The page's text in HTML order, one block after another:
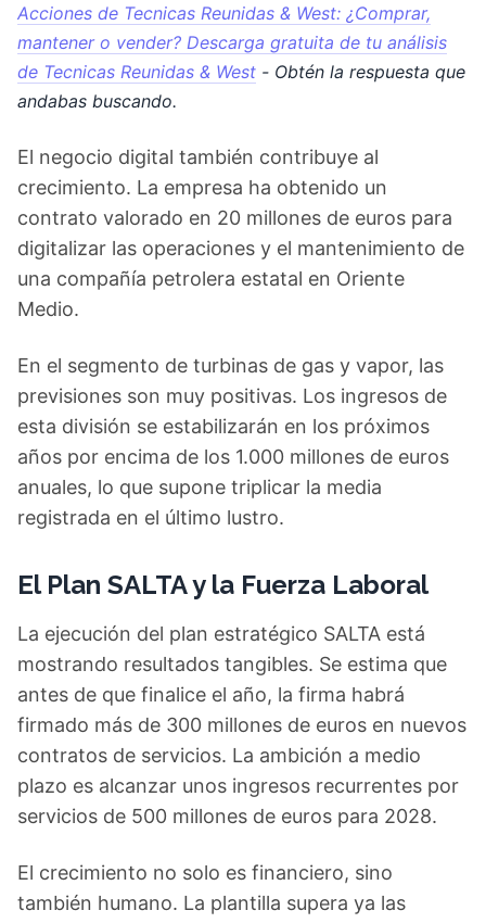
Acciones de Tecnicas Reunidas & West: ¿Comprar,
mantener o vender? Descarga gratuita de tu análisis
de Tecnicas Reunidas & West - Obtén la respuesta que
andabas buscando.
El negocio digital también contribuye al
crecimiento. La empresa ha obtenido un
contrato valorado en 20 millones de euros para
digitalizar las operaciones y el mantenimiento de
una compañía petrolera estatal en Oriente
Medio.
En el segmento de turbinas de gas y vapor, las
previsiones son muy positivas. Los ingresos de
esta división se estabilizarán en los próximos
años por encima de los 1.000 millones de euros
anuales, lo que supone triplicar la media
registrada en el último lustro.
El Plan SALTA y la Fuerza Laboral
La ejecución del plan estratégico SALTA está
mostrando resultados tangibles. Se estima que
antes de que finalice el año, la firma habrá
firmado más de 300 millones de euros en nuevos
contratos de servicios. La ambición a medio
plazo es alcanzar unos ingresos recurrentes por
servicios de 500 millones de euros para 2028.
El crecimiento no solo es financiero, sino
también humano. La plantilla supera ya las